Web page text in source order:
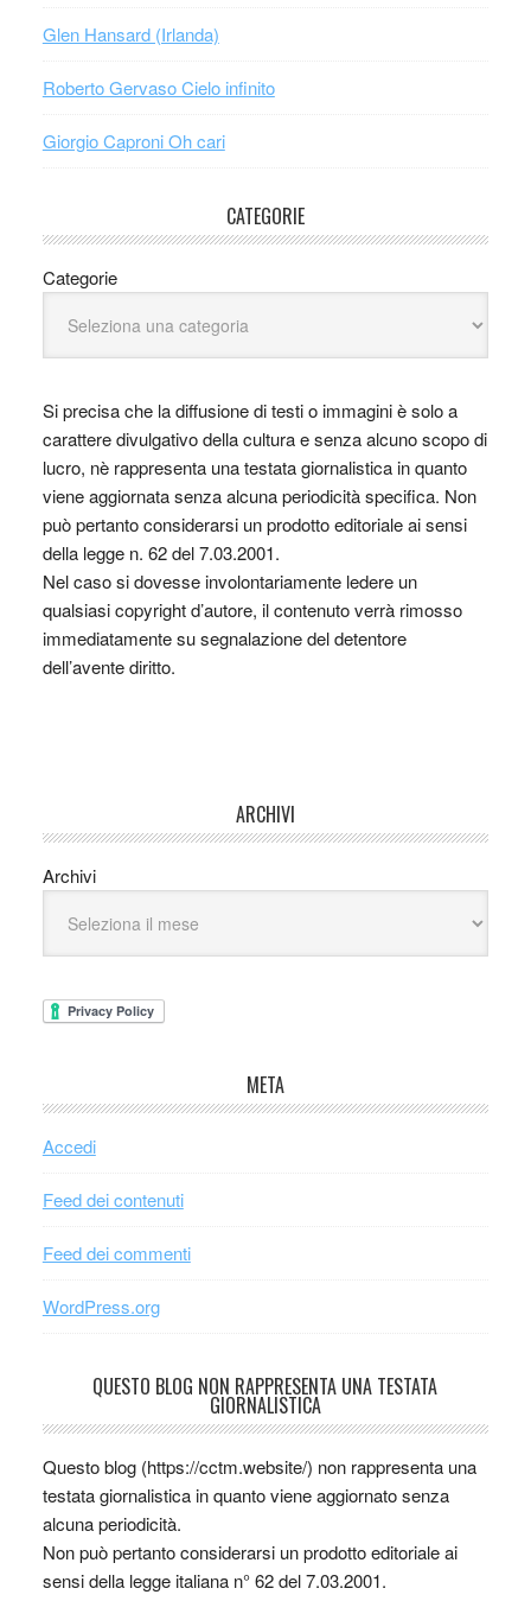
Glen Hansard (Irlanda)
Roberto Gervaso Cielo infinito
Giorgio Caproni Oh cari
CATEGORIE
Categorie
Si precisa che la diffusione di testi o immagini è solo a
carattere divulgativo della cultura e senza alcuno scopo di
lucro, nè rappresenta una testata giornalistica in quanto
viene aggiornata senza alcuna periodicità specifica. Non
può pertanto considerarsi un prodotto editoriale ai sensi
della legge n. 62 del 7.03.2001.
Nel caso si dovesse involontariamente ledere un
qualsiasi copyright d’autore, il contenuto verrà rimosso
immediatamente su segnalazione del detentore
dell’avente diritto.
ARCHIVI
Archivi
META
Accedi
Feed dei contenuti
Feed dei commenti
WordPress.org
QUESTO BLOG NON RAPPRESENTA UNA TESTATA
GIORNALISTICA
Questo blog (https://cctm.website/) non rappresenta una
testata giornalistica in quanto viene aggiornato senza
alcuna periodicità.
Non può pertanto considerarsi un prodotto editoriale ai
sensi della legge italiana n° 62 del 7.03.2001.